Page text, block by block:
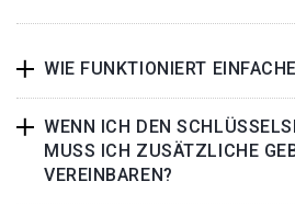
WIE FUNKTIONIERT
WENN ICH DEN
MUSS ICH ZUSÄTZLICHE
VEREINBAREN?